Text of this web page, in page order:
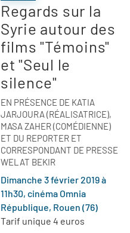
Regards sur la
Syrie autour des
films "Témoins"
et "Seul le
silence"
EN PRÉSENCE DE KATIA
JARJOURA (RÉALISATRICE),
MASA ZAHER (COMÉDIENNE)
ET DU REPORTER ET
CORRESPONDANT DE PRESSE
WELAT BEKIR
Dimanche 3 février 2019 à
11h30, cinéma Omnia
République, Rouen (76)
Tarif unique 4 euros